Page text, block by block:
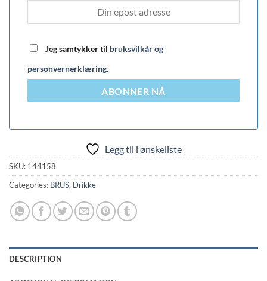
Jeg samtykker til bruksvilkår og
personvernerklæring.
ABONNER NÅ
Legg til i ønskeliste
SKU: 144158
Categories: BRUS, Drikke
DESCRIPTION